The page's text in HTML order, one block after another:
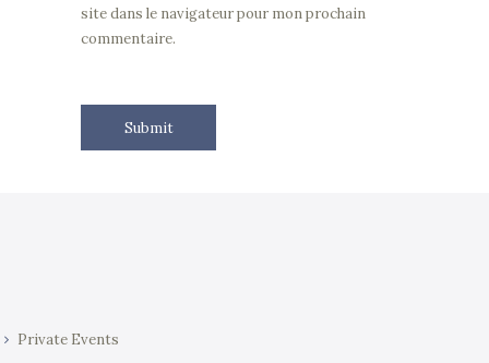
site dans le navigateur pour mon prochain
commentaire.
Private Events